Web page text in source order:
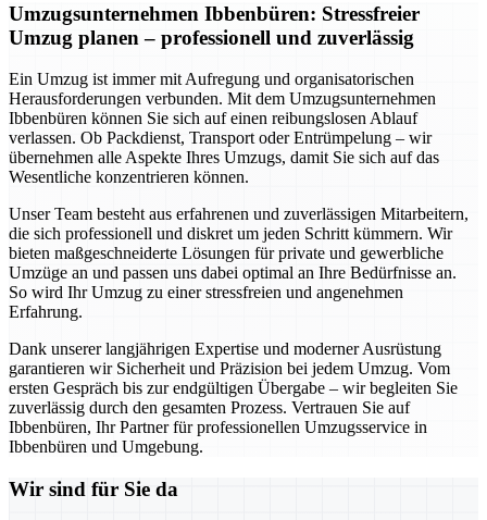
Umzugsunternehmen Ibbenbüren: Stressfreier
Umzug planen – professionell und zuverlässig
Ein Umzug ist immer mit Aufregung und organisatorischen
Herausforderungen verbunden. Mit dem Umzugsunternehmen
Ibbenbüren können Sie sich auf einen reibungslosen Ablauf
verlassen. Ob Packdienst, Transport oder Entrümpelung – wir
übernehmen alle Aspekte Ihres Umzugs, damit Sie sich auf das
Wesentliche konzentrieren können.
Unser Team besteht aus erfahrenen und zuverlässigen Mitarbeitern,
die sich professionell und diskret um jeden Schritt kümmern. Wir
bieten maßgeschneiderte Lösungen für private und gewerbliche
Umzüge an und passen uns dabei optimal an Ihre Bedürfnisse an.
So wird Ihr Umzug zu einer stressfreien und angenehmen
Erfahrung.
Dank unserer langjährigen Expertise und moderner Ausrüstung
garantieren wir Sicherheit und Präzision bei jedem Umzug. Vom
ersten Gespräch bis zur endgültigen Übergabe – wir begleiten Sie
zuverlässig durch den gesamten Prozess. Vertrauen Sie auf
Ibbenbüren, Ihr Partner für professionellen Umzugsservice in
Ibbenbüren und Umgebung.
Wir sind für Sie da